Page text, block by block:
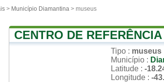
> Município Diamantina > museus
CENTRO DE
Tipo : museus
Município :
Latitude : -
Longitude : -